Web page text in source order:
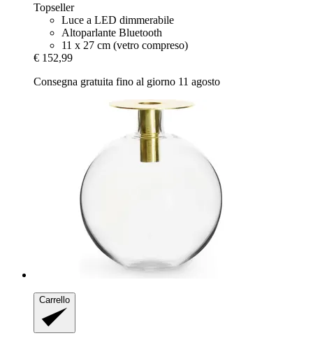
Topseller
Luce a LED dimmerabile
Altoparlante Bluetooth
11 x 27 cm (vetro compreso)
€ 152,99
Consegna gratuita fino al giorno 11 agosto
Carrello